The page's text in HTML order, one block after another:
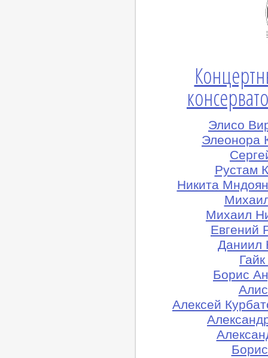
Элисо
Элеонора
Рустам
Никита
Михаил
Евгений
Даниил
Борис
Алексей